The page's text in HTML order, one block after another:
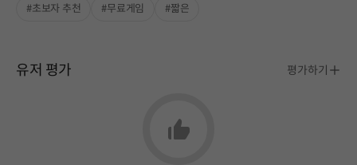
#초보자 추천 #무료게임 #짧은
유저 평가 평가하기